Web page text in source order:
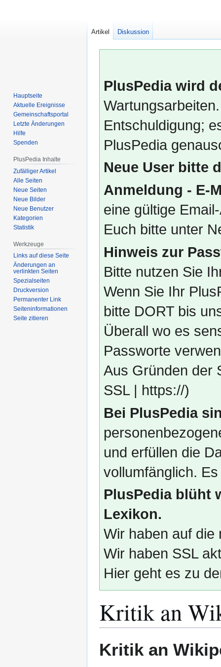
PlusPedia wird
Entschuldigung;
PlusPedia
Neue User bitte
Anmeldung - E-
eine gültige
Euch bitte unter
Hinweis zur
Bitte nutzen Sie
Wenn Sie Ihr
bitte DORT bis
Überall wo es
Passworte
Aus Gründen der
SSL | https://)
Bei PlusPedia
und erfüllen die
vollumfänglich.
PlusPedia blüht
Lexikon.
Wir haben auf die
Wir haben SSL
Hier geht es zu
Kritik an
Navigation
Suche
Kritik an
Artikel Diskussion
Hauptseite
Aktuelle Ereignisse
Gemeinschafts­portal
Letzte Änderungen
Hilfe
Spenden
PlusPedia Inhalte
Zufälliger Artikel
Alle Seiten
Neue Seiten
Neue Bilder
Neue Benutzer
Kategorien
Statistik
Werkzeuge
Links auf diese Seite
Änderungen an
verlinkten Seiten
Spezialseiten
Druckversion
Permanenter Link
Seiten­­informationen
Seite zitieren